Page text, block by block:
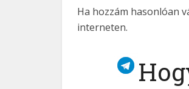
Ha hozzám hasonlóan
interneten.